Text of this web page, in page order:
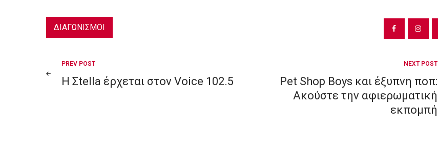
ΔΙΑΓΩΝΙΣΜΟΙ
Post
navigation
PREV POST
Η Σtella έρχεται στον Voice 102.5
NEXT POST
Pet Shop Boys και έξυπνη ποπ:
Ακούστε την αφιερωματική
εκπομπή